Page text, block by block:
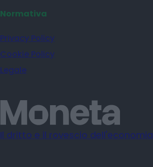
Normativa
Privacy Policy
Cookie Policy
Legale
Il dritto e il rovescio dell'economia